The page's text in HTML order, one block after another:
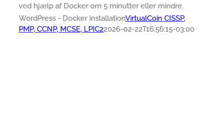
ved hjælp af Docker om 5 minutter eller mindre.
WordPress - Docker installationVirtualCoin CISSP,
PMP, CCNP, MCSE, LPIC22026-02-22T16:56:15-03:00